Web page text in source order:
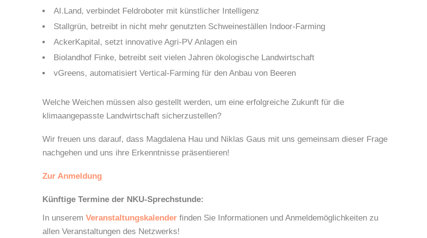
AI.Land, verbindet Feldroboter mit künstlicher Intelligenz
Stallgrün, betreibt in nicht mehr genutzten Schweineställen Indoor-Farming
AckerKapital, setzt innovative Agri-PV Anlagen ein
Biolandhof Finke, betreibt seit vielen Jahren ökologische Landwirtschaft
vGreens, automatisiert Vertical-Farming für den Anbau von Beeren
Welche Weichen müssen also gestellt werden, um eine erfolgreiche Zukunft für die
klimaangepasste Landwirtschaft sicherzustellen?
Wir freuen uns darauf, dass Magdalena Hau und Niklas Gaus mit uns gemeinsam dieser Frage
nachgehen und uns ihre Erkenntnisse präsentieren!
Zur Anmeldung
Künftige Termine der NKU-Sprechstunde:
In unserem Veranstaltungskalender finden Sie Informationen und Anmeldemöglichkeiten zu
allen Veranstaltungen des Netzwerks!